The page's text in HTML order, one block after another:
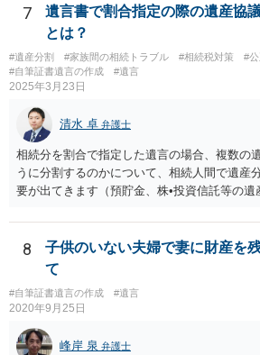
ついては、お父様自身が遺産分割手続をしな
らめるしかないと思います。
7
遺言書で割合指定の際の遺産協
とは？
#遺産分割 #家族間の相続トラブル #相続税対策
#
#自筆証書遺言の作成
#遺言
2025年3月23日
清水 卓 弁護士
相続分を割合で指定した遺言の場合、複数の
うに分割するのかについて、相続人間で遺産
要が出てきます（預貯金、株•投資信託等の
投資信託は他の相続人にというような分け方
は、相続人間で遺産分割協議により決める必
8
子供のいない夫婦で妻に財産を
て
#自筆証書遺言の作成 #遺言
2020年9月25日
峰岸 泉 弁護士